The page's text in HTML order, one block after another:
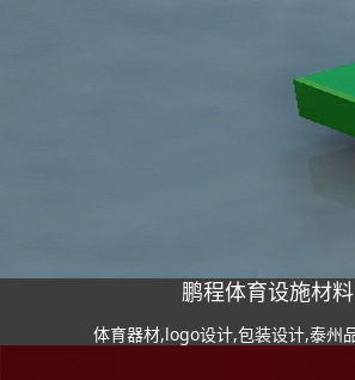
鹏程体育设施材料
体育器材,logo设计,包装设计,泰州